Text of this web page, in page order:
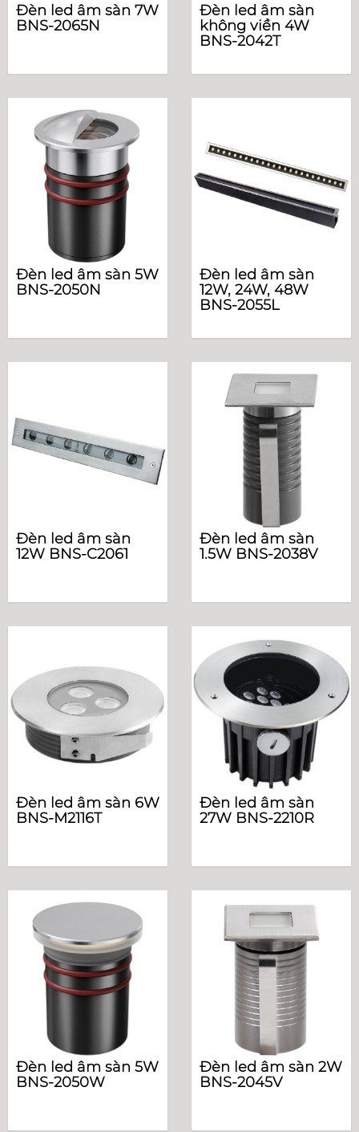
Đèn led âm sàn 7W
BNS-2065N
Đèn led âm sàn
không viền 4W
BNS-2042T
Đèn led âm sàn 5W
BNS-2050N
Đèn led âm sàn
12W, 24W, 48W
BNS-2055L
Đèn led âm sàn
12W BNS-C2061
Đèn led âm sàn
1.5W BNS-2038V
Đèn led âm sàn 6W
BNS-M2116T
Đèn led âm sàn
27W BNS-2210R
Đèn led âm sàn 5W
BNS-2050W
Đèn led âm sàn 2W
BNS-2045V